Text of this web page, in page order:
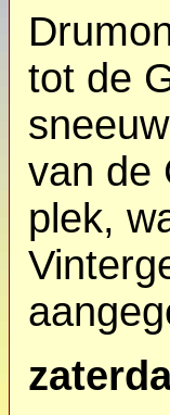
tot de
van de
plek,